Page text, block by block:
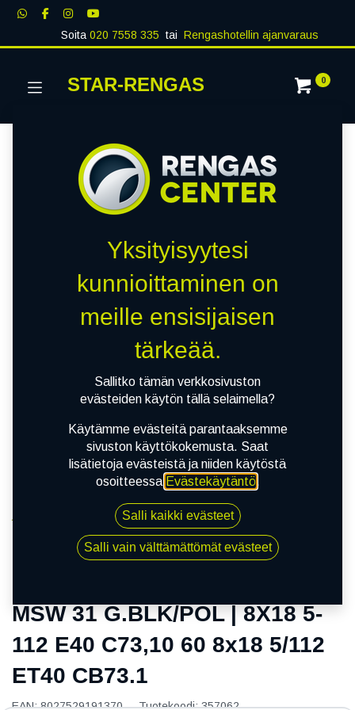
Soita020 7558 335 tai Rengashotellin ajanvaraus
STAR-RENGAS 0
MSW 31 G.BLK/POL | 8X18 5-112 E40 C73,10 60 8x18
5/112 ET40 CB73.1
MSW 31 G.BLK/POL | 8X18 5-
112 E40 C73,10 60 8x18 5/112
ET40 CB73.1
EAN:8027529191370 Tuotekoodi:357062
Yksityisyytesi
kunnioittaminen on
meille ensisijaisen
tärkeää.
Sallitko tämän verkkosivuston
evästeiden käytön tällä selaimella?
Käytämme evästeitä parantaaksemme
sivuston käyttökokemusta. Saat
lisätietoja evästeistä ja niiden käytöstä
osoitteessa Evästekäytäntö.
Salli kaikki evästeet
Salli vain välttämättömät evästeet